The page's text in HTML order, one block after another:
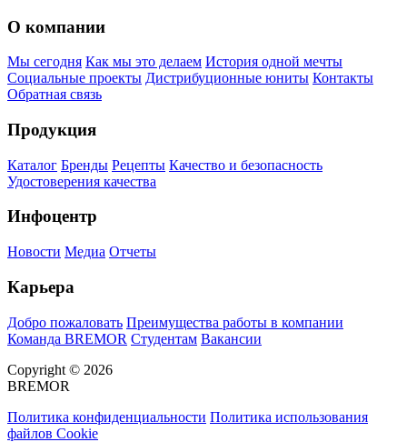
О компании
Мы сегодня Как мы это делаем История одной мечты
Социальные проекты Дистрибуционные юниты Контакты
Обратная связь
Продукция
Каталог Бренды Рецепты Качество и безопасность
Удостоверения качества
Инфоцентр
Новости Медиа Отчеты
Карьера
Добро пожаловать Преимущества работы в компании
Команда BREMOR Студентам Вакансии
Copyright © 2026
BREMOR
Политика конфиденциальности Политика использования
файлов Cookie